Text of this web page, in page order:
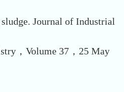
Journal of Industrial
，Volume 37，25 May